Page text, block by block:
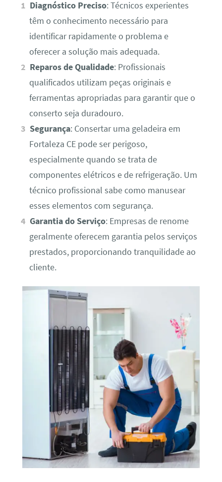
Diagnóstico Preciso: Técnicos experientes
têm o conhecimento necessário para
identificar rapidamente o problema e
oferecer a solução mais adequada.
Reparos de Qualidade: Profissionais
qualificados utilizam peças originais e
ferramentas apropriadas para garantir que o
conserto seja duradouro.
Segurança: Consertar uma geladeira em
Fortaleza CE pode ser perigoso,
especialmente quando se trata de
componentes elétricos e de refrigeração. Um
técnico profissional sabe como manusear
esses elementos com segurança.
Garantia do Serviço: Empresas de renome
geralmente oferecem garantia pelos serviços
prestados, proporcionando tranquilidade ao
cliente.